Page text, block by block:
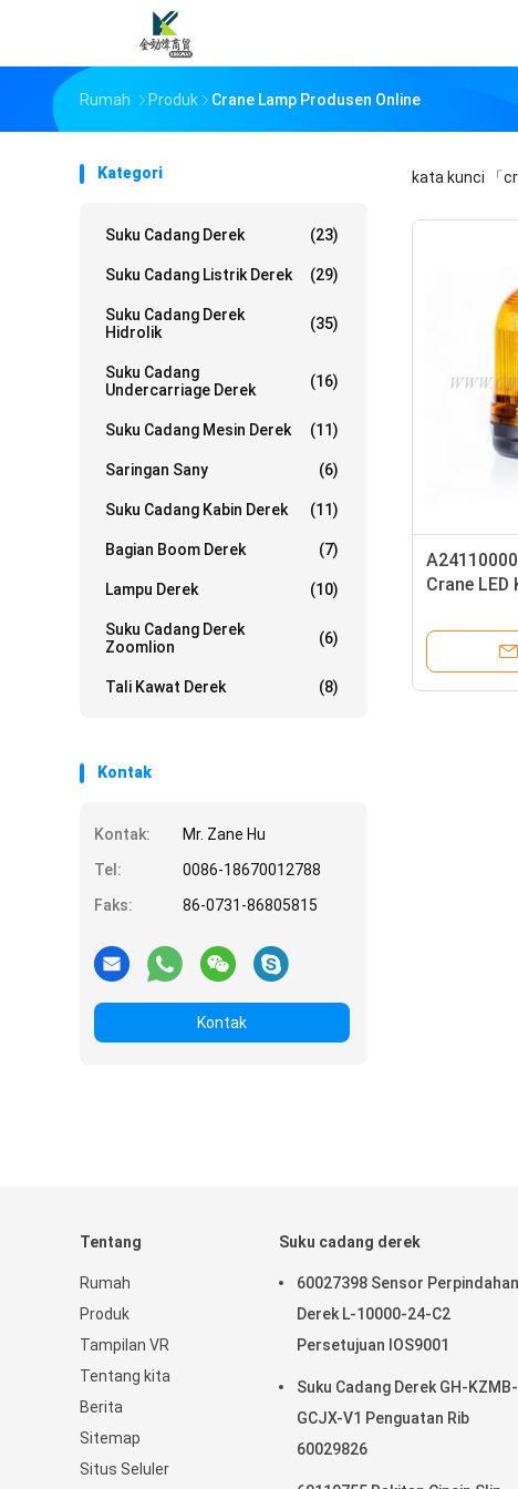
Rumah Produk Crane Lamp Produsen Online
Kategori
Suku Cadang Derek (23)
Suku Cadang Listrik Derek (29)
Suku Cadang Derek
Hidrolik
(35)
Suku Cadang
Undercarriage Derek
(16)
Suku Cadang Mesin Derek (11)
Saringan Sany (6)
Suku Cadang Kabin Derek (11)
Bagian Boom Derek (7)
Lampu Derek (10)
Suku Cadang Derek
Zoomlion
(6)
Tali Kawat Derek (8)
Kontak
Kontak:
Mr. Zane Hu
Tel:
0086-18670012788
Faks:
86-0731-86805815
Kontak
kata kunci 「
Crane LED
Tentang
Rumah
Produk
Tampilan VR
Tentang kita
Berita
Sitemap
Situs Seluler
Suku cadang derek
60027398 Sensor Perpindahan
Derek L-10000-24-C2
Persetujuan IOS9001
Suku Cadang Derek GH-KZMB-
GCJX-V1 Penguatan Rib
60029826